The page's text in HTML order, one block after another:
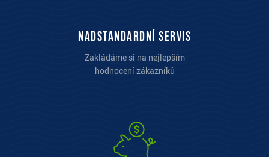
Nadstandardní servis
Zakládáme si na nejlepším
hodnocení zákazníků